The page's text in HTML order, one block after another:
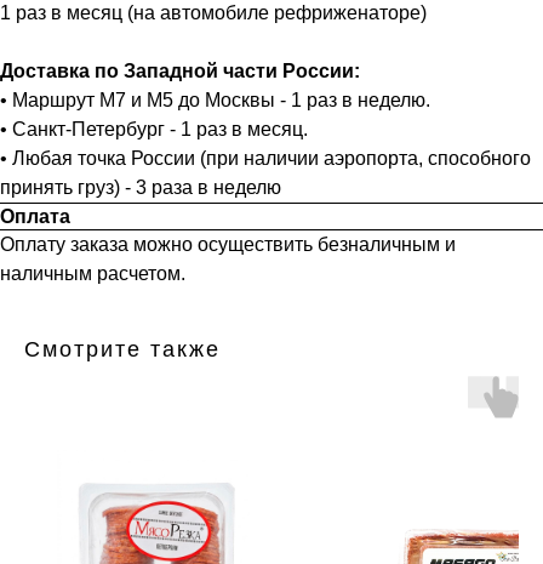
1 раз в месяц (на автомобиле рефриженаторе)
Доставка по Западной части России:
• Маршрут М7 и М5 до Москвы - 1 раз в неделю.
• Санкт-Петербург - 1 раз в месяц.
• Любая точка России (при наличии аэропорта, способного
принять груз) - 3 раза в неделю
Оплата
Оплату заказа можно осуществить безналичным и
наличным расчетом.
Смотрите также